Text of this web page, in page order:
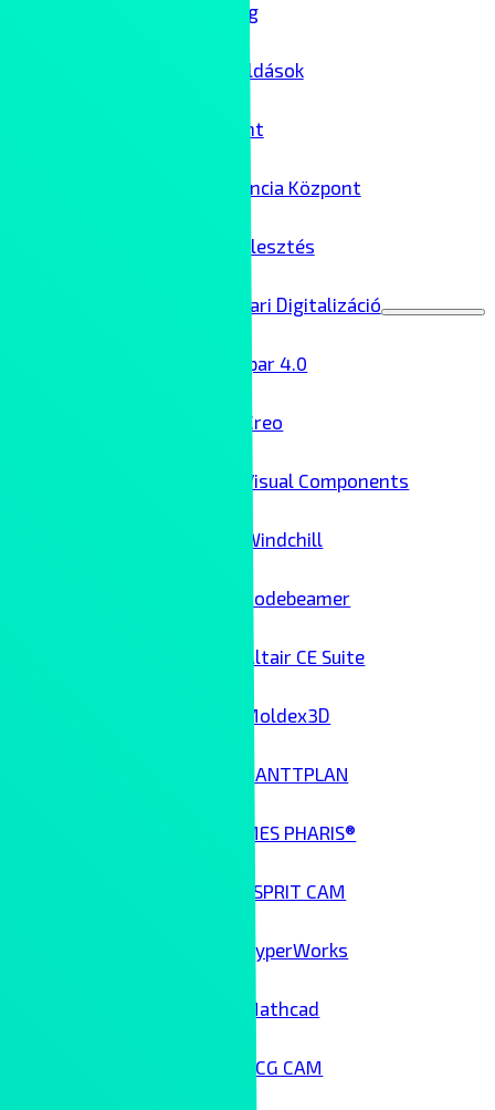
IT biztonság
Felhőmegoldások
Adatközpont
AI Kompetencia Központ
Szoftverfejlesztés
Ipar 4.0 – Ipari Digitalizáció
Menu
Ipar 4.0
Creo
Visual Components
Windchill
Codebeamer
Altair CE Suite
Moldex3D
GANTTPLAN
MES PHARIS®
ESPRIT CAM
HyperWorks
Mathcad
NCG CAM